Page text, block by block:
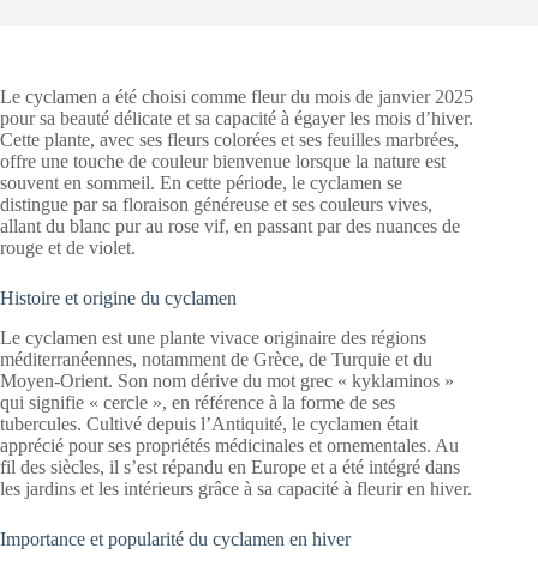
Le cyclamen a été choisi comme fleur du mois de janvier 2025
pour sa beauté délicate et sa capacité à égayer les mois d’hiver.
Cette plante, avec ses fleurs colorées et ses feuilles marbrées,
offre une touche de couleur bienvenue lorsque la nature est
souvent en sommeil. En cette période, le cyclamen se
distingue par sa floraison généreuse et ses couleurs vives,
allant du blanc pur au rose vif, en passant par des nuances de
rouge et de violet.
Histoire et origine du cyclamen
Le cyclamen est une plante vivace originaire des régions
méditerranéennes, notamment de Grèce, de Turquie et du
Moyen-Orient. Son nom dérive du mot grec « kyklaminos »
qui signifie « cercle », en référence à la forme de ses
tubercules. Cultivé depuis l’Antiquité, le cyclamen était
apprécié pour ses propriétés médicinales et ornementales. Au
fil des siècles, il s’est répandu en Europe et a été intégré dans
les jardins et les intérieurs grâce à sa capacité à fleurir en hiver.
Importance et popularité du cyclamen en hiver